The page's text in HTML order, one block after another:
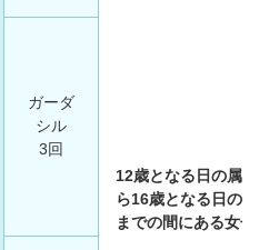
12歳となる日の属す
ら16歳となる日の属
までの間にある女子
ガーダ
シル
3回